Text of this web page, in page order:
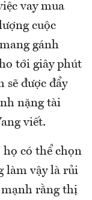
vay mua
cuộc
gánh
tới giây phút
được đẩy
nặng tài
viết.
có thể chọn
làm vậy là rủi
mạnh rằng thị